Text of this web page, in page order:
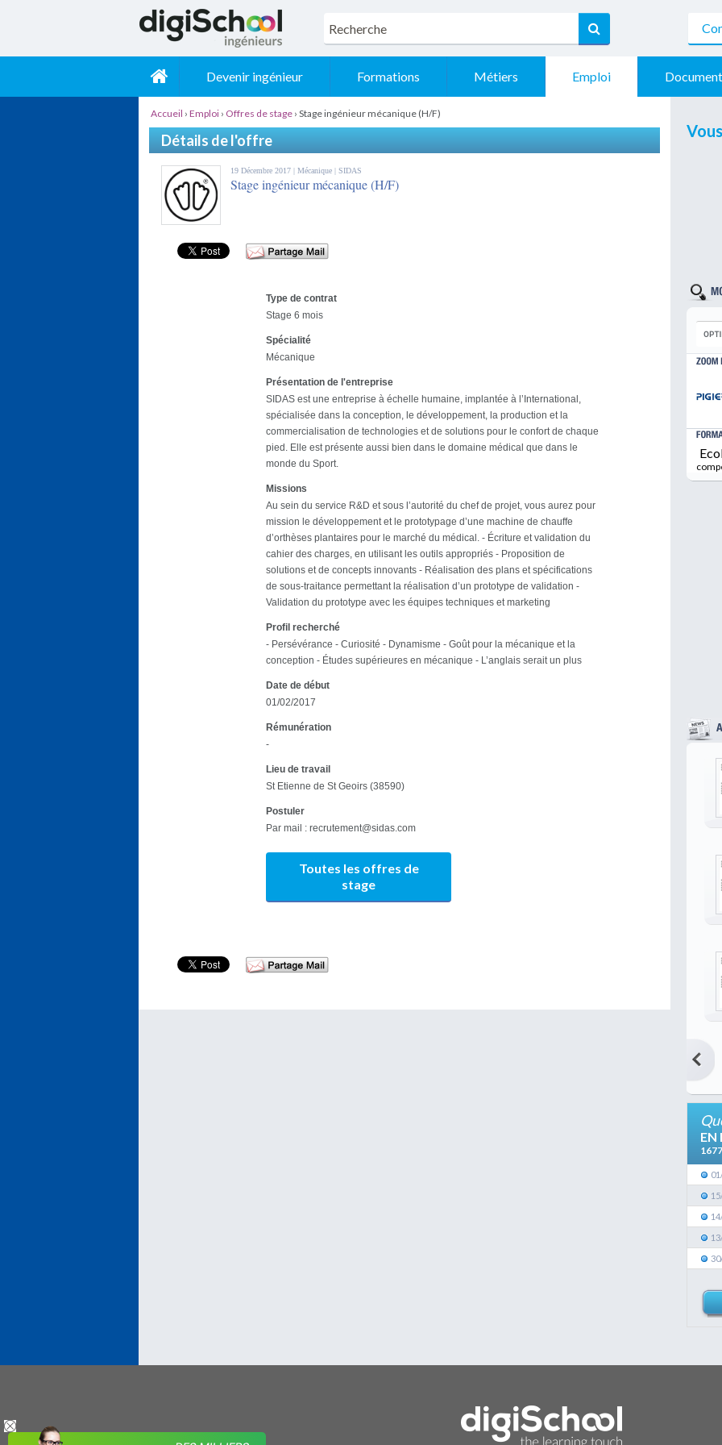
Devenir ingénieur Formations Métiers Emploi
Accueil ›Emploi › Offres de stage ›Stage ingénieur mécanique (H/F)
Détails de l'offre
19 Décembre 2017 |Mécanique| SIDAS
Stage ingénieur mécanique (H/F)
Type de contrat
Stage 6 mois
Spécialité
Mécanique
Présentation de l'entreprise
SIDAS est une entreprise à échelle humaine, implantée à l’International,
spécialisée dans la conception, le développement, la production et la
commercialisation de technologies et de solutions pour le confort de chaque
pied. Elle est présente aussi bien dans le domaine médical que dans le
monde du Sport.
Missions
Au sein du service R&D et sous l’autorité du chef de projet, vous aurez pour
mission le développement et le prototypage d’une machine de chauffe
d’orthèses plantaires pour le marché du médical. - Écriture et validation du
cahier des charges, en utilisant les outils appropriés - Proposition de
solutions et de concepts innovants - Réalisation des plans et spécifications
de sous-traitance permettant la réalisation d’un prototype de validation -
Validation du prototype avec les équipes techniques et marketing
Profil recherché
- Persévérance - Curiosité - Dynamisme - Goût pour la mécanique et la
conception - Études supérieures en mécanique - L’anglais serait un plus
Date de début
01/02/2017
Rémunération
-
Lieu de travail
St Etienne de St Geoirs (38590)
Postuler
Par mail : recrutement@sidas.com
Toutes les offres de
stage
EN